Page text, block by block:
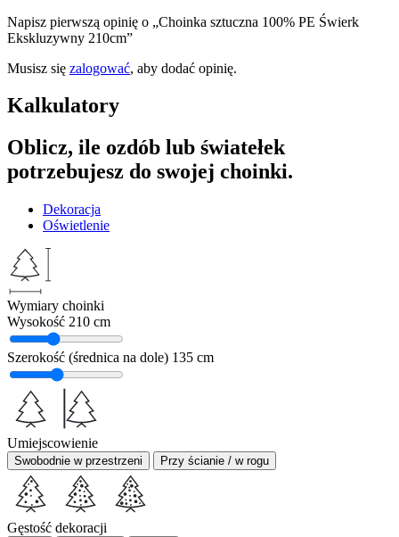
Napisz pierwszą opinię o „Choinka sztuczna 100% PE Świerk
Ekskluzywny 210cm”
Musisz się zalogować, aby dodać opinię.
Kalkulatory
Oblicz, ile ozdób lub światełek
potrzebujesz do swojej choinki.
Dekoracja
Oświetlenie
Wymiary choinki
Wysokość 210 cm
Szerokość (średnica na dole) 135 cm
Umiejscowienie
Swobodnie w przestrzeni Przy ścianie / w rogu
Gęstość dekoracji